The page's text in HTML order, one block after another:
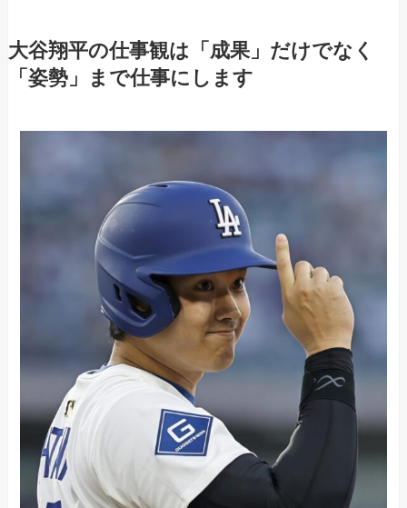
大谷翔平の仕事観は「成果」だけでなく
「姿勢」まで仕事にします